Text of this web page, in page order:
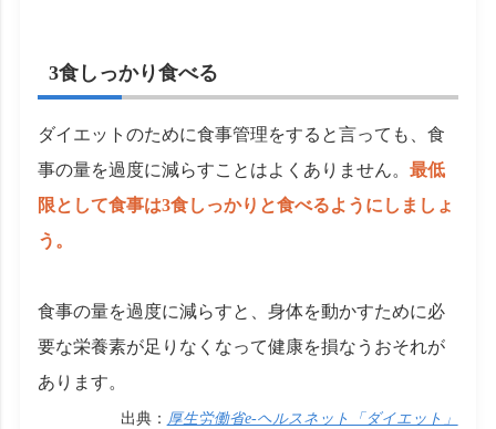
3食しっかり食べる
ダイエットのために食事管理をすると言っても、食
事の量を過度に減らすことはよくありません。最低
限として食事は3食しっかりと食べるようにしましょ
う。
食事の量を過度に減らすと、身体を動かすために必
要な栄養素が足りなくなって健康を損なうおそれが
あります。
出典： 厚生労働省e-ヘルスネット「ダイエット」